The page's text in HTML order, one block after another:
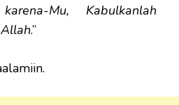
Mu, Kabulkanlah
.”